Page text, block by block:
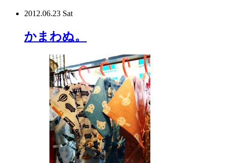
2012.06.23 Sat
かまわぬ。